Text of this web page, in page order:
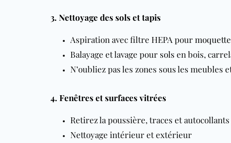
3. Nettoyage des sols et tapis
Aspiration avec filtre HEPA pour
Balayage et lavage pour sols en bois,
N’oubliez pas les zones sous les meubles
4. Fenêtres et surfaces vitrées
Retirez la poussière, traces et autocollants
Nettoyage intérieur et extérieur